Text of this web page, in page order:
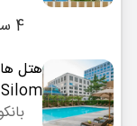
4 ستاره
هتل
Silom